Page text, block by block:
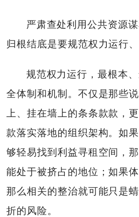
严肃查处利用公共资源
归根结底是要规范权力运行
规范权力运行，最根本
全体制和机制。不仅是那些
上、挂在墙上的条条款款，
款落实落地的组织架构。如
够轻易找到利益寻租空间，
能处于被挤占的地位；如果
那么相关的整治就可能只是
折的风险。